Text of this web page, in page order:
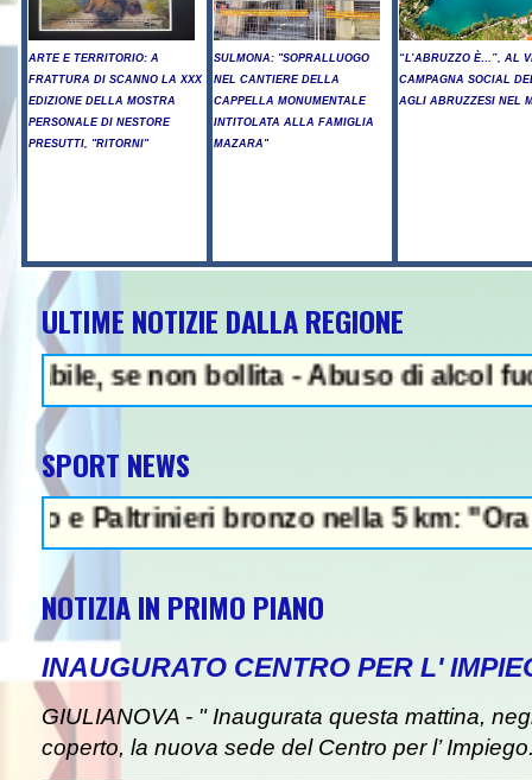
ARTE E TERRITORIO: A
FRATTURA DI SCANNO LA XXX
EDIZIONE DELLA MOSTRA
PERSONALE DI NESTORE
PRESUTTI, "RITORNI"
SULMONA: "SOPRALLUOGO
NEL CANTIERE DELLA
CAPPELLA MONUMENTALE
INTITOLATA ALLA FAMIGLIA
MAZARA"
“L’ABRUZZO È…”, AL
CAMPAGNA SOCIAL
AGLI ABRUZZESI NEL
ULTIME NOTIZIE DALLA REGIONE
bollita - Abuso di alcol fuori
SPORT NEWS
bronzo nella 5 km: "Ora ci
NOTIZIA IN PRIMO PIANO
INAUGURATO CENTRO PER L'
GIULIANOVA - " Inaugurata questa mattina,
coperto, la nuova sede del Centro per l’
NEWS IN